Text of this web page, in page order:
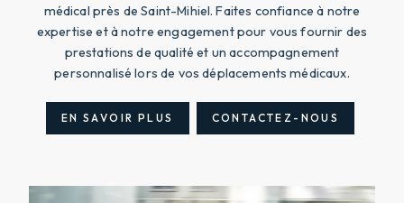
médical près de Saint-Mihiel. Faites confiance à notre
expertise et à notre engagement pour vous fournir des
prestations de qualité et un accompagnement
personnalisé lors de vos déplacements médicaux.
EN SAVOIR PLUS CONTACTEZ-NOUS